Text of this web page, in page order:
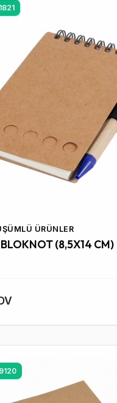
ÜRÜNLER
(8,5X14 CM)